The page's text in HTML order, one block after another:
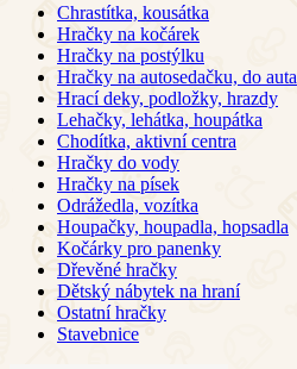
Chrastítka, kousátka
Hračky na kočárek
Hračky na postýlku
Hračky na autosedačku, do auta
Hrací deky, podložky, hrazdy
Lehačky, lehátka, houpátka
Chodítka, aktivní centra
Hračky do vody
Hračky na písek
Odrážedla, vozítka
Houpačky, houpadla, hopsadla
Kočárky pro panenky
Dřevěné hračky
Dětský nábytek na hraní
Ostatní hračky
Stavebnice